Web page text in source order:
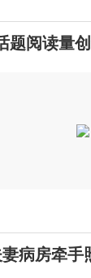
题阅读量
病房牵手